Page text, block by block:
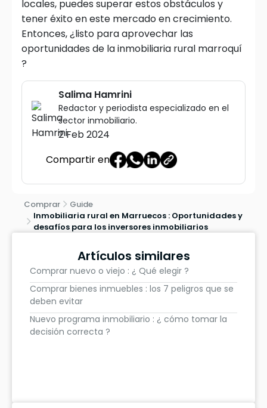
locales, puedes superar estos obstáculos y
tener éxito en este mercado en crecimiento.
Entonces, ¿listo para aprovechar las
oportunidades de la inmobiliaria rural marroquí
?
Salima Hamrini
Redactor y periodista especializado en el
sector inmobiliario.
2 Feb 2024
Compartir en
Comprar
Guide
Inmobiliaria rural en Marruecos : Oportunidades y
desafíos para los inversores inmobiliarios
Artículos similares
Comprar nuevo o viejo : ¿ Qué elegir ?
Comprar bienes inmuebles : los 7 peligros que se
deben evitar
Nuevo programa inmobiliario : ¿ cómo tomar la
decisión correcta ?